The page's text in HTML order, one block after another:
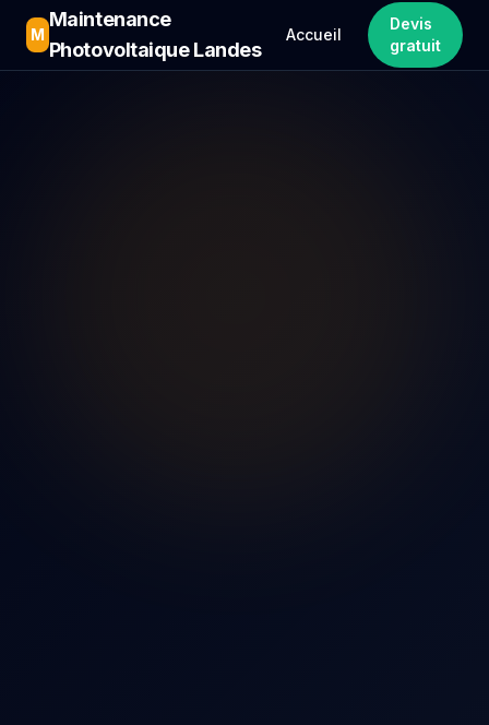
M
Maintenance
Photovoltaique Landes
Accueil
Devis
gratuit